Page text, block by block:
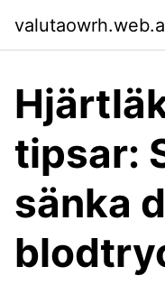
tipsar:
sänka